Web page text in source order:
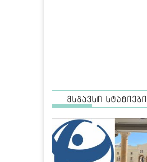
მსგავსი სტატიები